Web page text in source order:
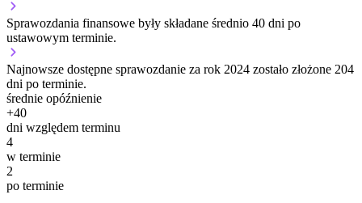
Sprawozdania finansowe były składane średnio 40 dni po
ustawowym terminie.
Najnowsze dostępne sprawozdanie za rok 2024 zostało złożone 204
dni po terminie.
średnie opóźnienie
+40
dni względem terminu
4
w terminie
2
po terminie